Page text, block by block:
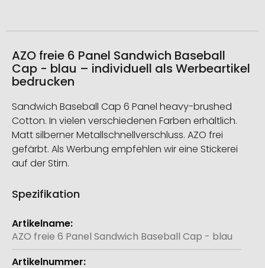
AZO freie 6 Panel Sandwich Baseball
Cap - blau – individuell als Werbeartikel
bedrucken
Sandwich Baseball Cap 6 Panel heavy-brushed
Cotton. In vielen verschiedenen Farben erhältlich.
Matt silberner Metallschnellverschluss. AZO frei
gefärbt. Als Werbung empfehlen wir eine Stickerei
auf der Stirn.
Spezifikation
Weitere
Informationen
AZO freie 6 Panel Sandwich Baseball Cap - blau